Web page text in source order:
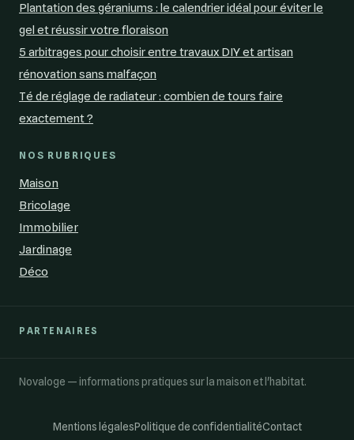
Plantation des géraniums : le calendrier idéal pour éviter le
gel et réussir votre floraison
5 arbitrages pour choisir entre travaux DIY et artisan
rénovation sans malfaçon
Té de réglage de radiateur : combien de tours faire
exactement ?
NOS RUBRIQUES
Maison
Bricolage
Immobilier
Jardinage
Déco
PARTENAIRES
Novaloge — informations pratiques sur la maison et l'habitat.
Mentions légalesPolitique de confidentialitéContact